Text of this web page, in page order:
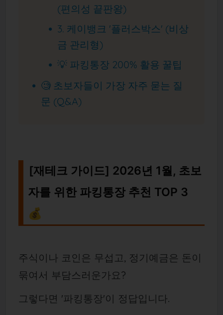
(편의성 끝판왕)
3. 케이뱅크 '플러스박스' (비상
금 관리형)
💡 파킹통장 200% 활용 꿀팁
🧐 초보자들이 가장 자주 묻는 질
문 (Q&A)
[재테크 가이드] 2026년 1월, 초보
자를 위한 파킹통장 추천 TOP 3
💰
주식이나 코인은 무섭고, 정기예금은 돈이
묶여서 부담스러운가요?
그렇다면 '파킹통장'이 정답입니다.